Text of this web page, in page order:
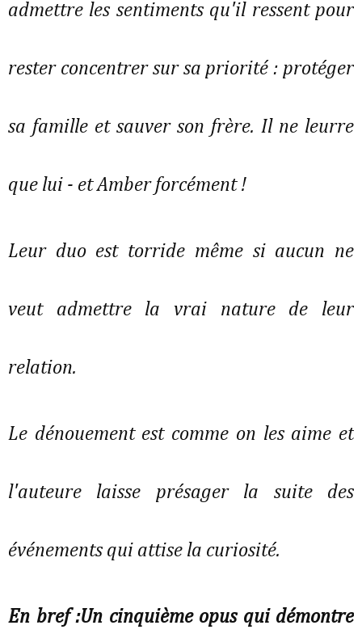
admettre les sentiments qu'il ressent pour
rester concentrer sur sa priorité : protéger
sa famille et sauver son frère. Il ne leurre
que lui - et Amber forcément !
Leur duo est torride même si aucun ne
veut admettre la vrai nature de leur
relation.
Le dénouement est comme on les aime et
l'auteure laisse présager la suite des
événements qui attise la curiosité.
En bref :Un cinquième opus qui démontre